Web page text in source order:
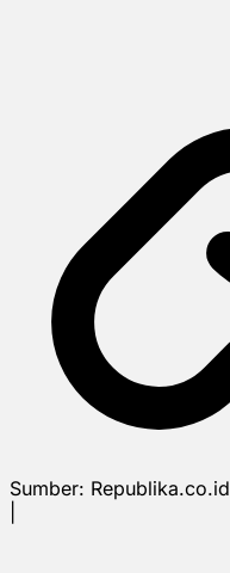
Sumber: Republika.co.id